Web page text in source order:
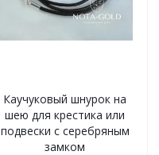
Каучуковый шнурок на
шею для крестика или
подвески с серебряным
замком